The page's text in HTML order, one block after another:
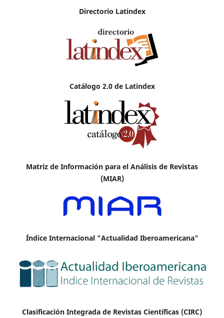
Directorio Latindex
Catálogo 2.0 de Latindex
Matriz de Información para el Análisis de Revistas
(MIAR)
Índice Internacional "Actualidad Iberoamericana"
Clasificación Integrada de Revistas Científicas (CIRC)